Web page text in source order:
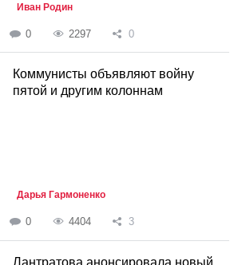
Иван Родин
0 2297 0
Коммунисты объявляют войну
пятой и другим колоннам
Дарья Гармоненко
0 4404 3
Лантратова анонсировала новый